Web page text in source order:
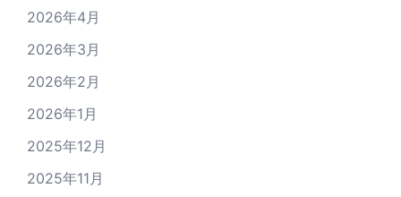
2026年4月
2026年3月
2026年2月
2026年1月
2025年12月
2025年11月